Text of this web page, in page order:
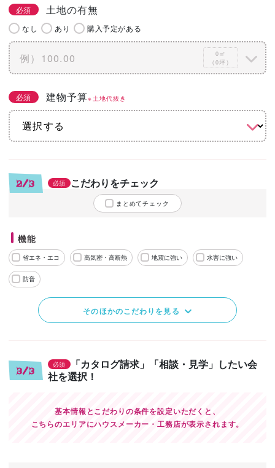
必須 土地の有無
なし あり 購入予定がある
0㎡
（0坪）
必須 建物予算※土地代抜き
2/3 必須 こだわりをチェック
まとめてチェック
機能
省エネ・エコ 高気密・高断熱 地震に強い 水害に強い
防音
そのほかのこだわりを見る
3/3
必須
「カタログ請求」「相談・見学」したい会
社を選択！
基本情報とこだわりの条件を設定いただくと、
こちらのエリアにハウスメーカー・工務店が表示されます。